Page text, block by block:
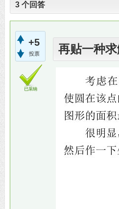
3 个回答
+5
投票
已采纳
再贴一种